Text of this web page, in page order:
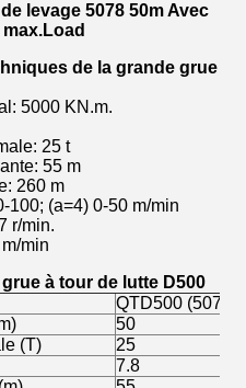
levage 5078 50m Avec
de la grande grue
5000 KN.m.
25 t
55 m
260 m
100; (a=4) 0-50 m/min
r/min.
min
à tour de lutte D500
QTD500 (5078)
50
(T)
25
7.8